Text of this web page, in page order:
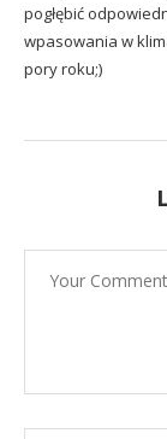
pogłębić
wpasowania w
pory roku;)